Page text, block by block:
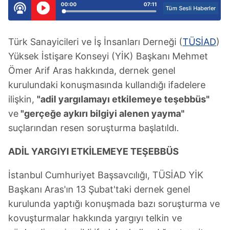
07:11
00:00
Tüm Sesli Haberler
Türk Sanayicileri ve İş İnsanları Derneği (TÜSİAD)
Yüksek İstişare Konseyi (YİK) Başkanı Mehmet
Ömer Arif Aras hakkında, dernek genel
kurulundaki konuşmasında kullandığı ifadelere
ilişkin, "adil yargılamayı etkilemeye teşebbüs"
ve "gerçeğe aykırı bilgiyi alenen yayma"
suçlarından resen soruşturma başlatıldı.
ADİL YARGIYI ETKİLEMEYE TEŞEBBÜS
İstanbul Cumhuriyet Başsavcılığı, TÜSİAD YİK
Başkanı Aras'ın 13 Şubat'taki dernek genel
kurulunda yaptığı konuşmada bazı soruşturma ve
kovuşturmalar hakkında yargıyı telkin ve